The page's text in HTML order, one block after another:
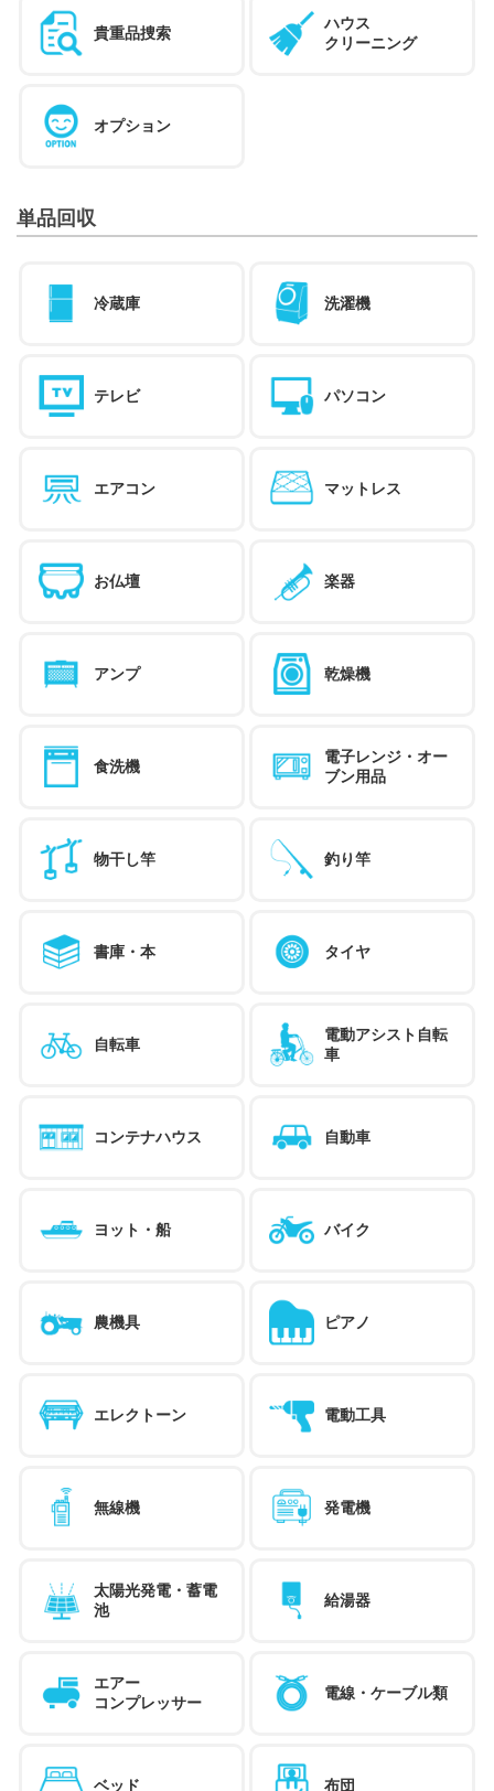
貴重品捜索
ハウス
クリーニング
オプション
単品回収
冷蔵庫 洗濯機
テレビ パソコン
エアコン マットレス
お仏壇 楽器
アンプ 乾燥機
食洗機
電子レンジ・オー
ブン用品
物干し竿 釣り竿
書庫・本 タイヤ
自転車
電動アシスト自転
車
コンテナハウス 自動車
ヨット・船 バイク
農機具 ピアノ
エレクトーン 電動工具
無線機 発電機
太陽光発電・蓄電
池
給湯器
エアー
コンプレッサー
電線・ケーブル類
ベッド 布団